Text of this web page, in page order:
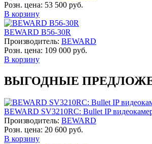
Розн. цена: 53 500 руб.
В корзину
BEWARD B56-30R
Производитель: BEWARD
Розн. цена: 109 000 руб.
В корзину
ВЫГОДНЫЕ
BEWARD SV3210RC: Bullet IP
Производитель: BEWARD
Розн. цена: 20 600 руб.
В корзину